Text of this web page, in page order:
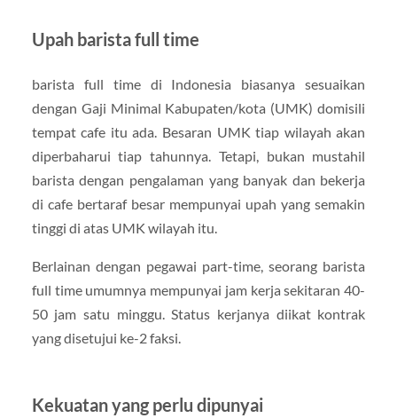
Upah barista full time
barista full time di Indonesia biasanya sesuaikan
dengan Gaji Minimal Kabupaten/kota (UMK) domisili
tempat cafe itu ada. Besaran UMK tiap wilayah akan
diperbaharui tiap tahunnya. Tetapi, bukan mustahil
barista dengan pengalaman yang banyak dan bekerja
di cafe bertaraf besar mempunyai upah yang semakin
tinggi di atas UMK wilayah itu.
Berlainan dengan pegawai part-time, seorang barista
full time umumnya mempunyai jam kerja sekitaran 40-
50 jam satu minggu. Status kerjanya diikat kontrak
yang disetujui ke-2 faksi.
Kekuatan yang perlu dipunyai